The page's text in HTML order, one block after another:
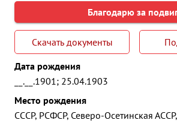
Благодарю за
Скачать документы
Дата рождения
__.__.1901; 25.04.1903
Место рождения
СССР, РСФСР, Северо-Осетинская